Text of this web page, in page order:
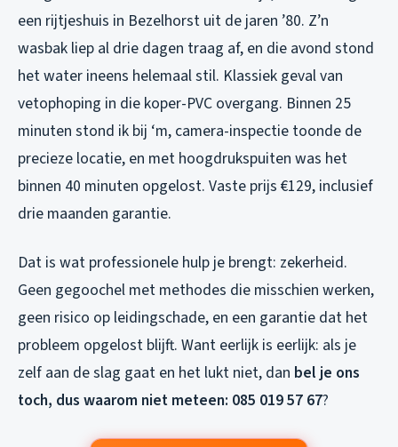
een rijtjeshuis in Bezelhorst uit de jaren ’80. Z’n
wasbak liep al drie dagen traag af, en die avond stond
het water ineens helemaal stil. Klassiek geval van
vetophoping in die koper-PVC overgang. Binnen 25
minuten stond ik bij ‘m, camera-inspectie toonde de
precieze locatie, en met hoogdrukspuiten was het
binnen 40 minuten opgelost. Vaste prijs €129, inclusief
drie maanden garantie.
Dat is wat professionele hulp je brengt: zekerheid.
Geen gegoochel met methodes die misschien werken,
geen risico op leidingschade, en een garantie dat het
probleem opgelost blijft. Want eerlijk is eerlijk: als je
zelf aan de slag gaat en het lukt niet, dan bel je ons
toch, dus waarom niet meteen: 085 019 57 67?